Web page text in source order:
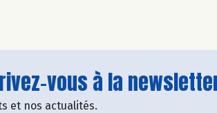
vous à la
et nos actualités.